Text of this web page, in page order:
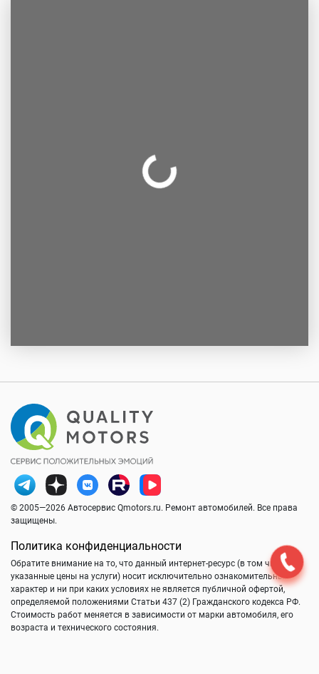
© 2005—2026 Автосервис Qmotors.ru. Ремонт автомобилей. Все права
защищены.
Политика конфиденциальности
Обратите внимание на то, что данный интернет-ресурс (в том числе
указанные цены на услуги) носит исключительно ознакомительный
характер и ни при каких условиях не является публичной офертой,
определяемой положениями Статьи 437 (2) Гражданского кодекса РФ.
Стоимость работ меняется в зависимости от марки автомобиля, его
возраста и технического состояния.